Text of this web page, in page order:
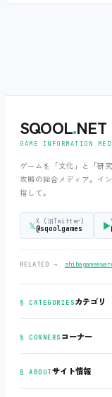
SQOOL.NET
GAME INFORMATION
ゲームを「文化」と「研
攻略の総合メディア。イ
指して。
𝕏 X (旧Twitter)
@sqoolgames ▶
RELATED →
§ CATEGORIESカテゴリ
§ CORNERS コーナー
§ ABOUTサイト情報